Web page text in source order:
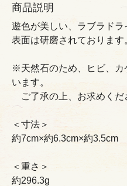
商品説明
遊色が美しい、ラブラドラ
表面は研磨されております
※天然石のため、ヒビ、カ
います。
ご了承の上、お求めくだ
＜寸法＞
約7cm×約6.3cm×約3.5cm
＜重さ＞
約296.3g